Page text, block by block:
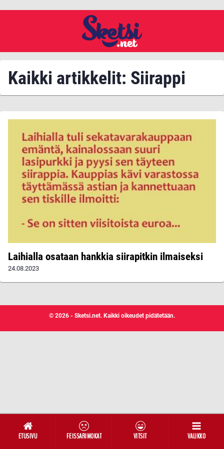
ETUSIVU FEISSARIMOKAT VITSIT VALIKKO
Kaikki artikkelit: Siirappi
Laihialla osataan hankkia siirapitkin ilmaiseksi
24.08.2023
© 2026 - Sketsi.net. Kaikki oikeudet pidätetään.